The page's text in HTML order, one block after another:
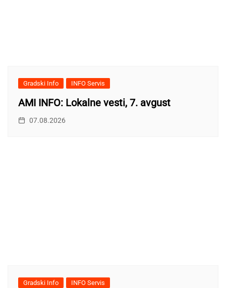
Gradski Info INFO Servis
AMI INFO: Lokalne vesti, 7. avgust
07.08.2026
Gradski Info INFO Servis